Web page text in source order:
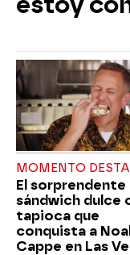
MOMENTO
El sorprendente
sándwich dulce
tapioca que
conquista a
Cappe en Las